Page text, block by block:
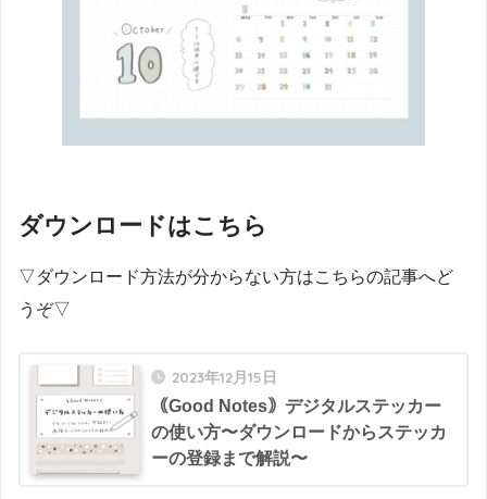
ダウンロードはこちら
▽ダウンロード方法が分からない方はこちらの記事へど
うぞ▽
2023年12月15日
｟Good Notes｠デジタルステッカー
の使い方〜ダウンロードからステッカ
ーの登録まで解説〜